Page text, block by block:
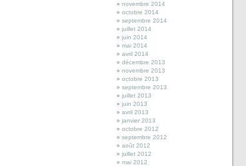
novembre 2014
octobre 2014
septembre 2014
juillet 2014
juin 2014
mai 2014
avril 2014
décembre 2013
novembre 2013
octobre 2013
septembre 2013
juillet 2013
juin 2013
avril 2013
janvier 2013
octobre 2012
septembre 2012
août 2012
juillet 2012
mai 2012